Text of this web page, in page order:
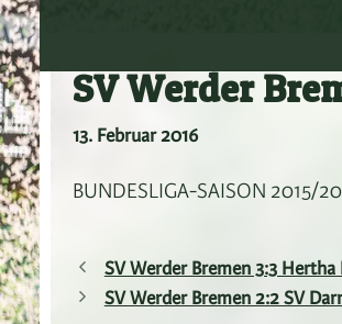
SV Werder
13. Februar 2016
BUNDESLIGA-SAISON 2015/
SV Werder Bremen 3:3 Hertha
SV Werder Bremen 2:2 SV